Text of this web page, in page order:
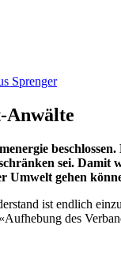
Sprenger
Anwälte
sei.
Umwelt gehen
ist endlich
des